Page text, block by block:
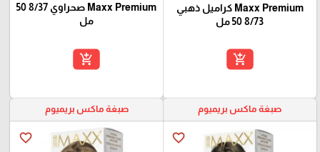
Maxx Premium كراميل ذهبي
8/73 50 مل
add_shopping_cart
Maxx Premium صحراوي 8/37 50
مل
add_shopping_cart
صبغة ماكس بريميوم
favorite_border
صبغة ماكس بريميوم
favorite_border